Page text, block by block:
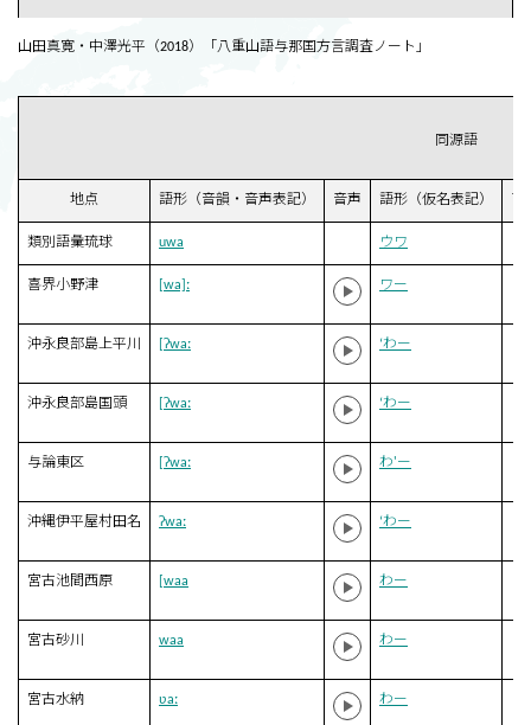
山田真寛・中澤光平（2018）「八重山語与那国方言調査ノート」
同源語
地点 語形（音韻・音声表記） 音声 語形（仮名表記）
類別語彙琉球 uwa ウワ
喜界小野津 [wa]ː ワー
沖永良部島上平川 [ʔwaː ‘わー
沖永良部島国頭 [ʔwaː ‘わー
与論東区 [ʔwaː わ'ー
沖縄伊平屋村田名 ʔwaː ‘わー
宮古池間西原 [waa わー
宮古砂川 waa わー
宮古水納 ʋaː わー